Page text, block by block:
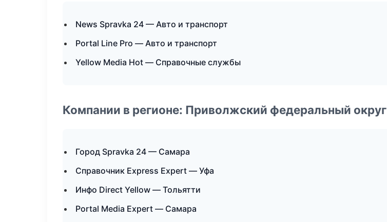
News Spravka 24 — Авто и транспорт
Portal Line Pro — Авто и транспорт
Yellow Media Hot — Справочные службы
Компании в регионе: Приволжский федеральный округ
Город Spravka 24 — Самара
Справочник Express Expert — Уфа
Инфо Direct Yellow — Тольятти
Portal Media Expert — Самара